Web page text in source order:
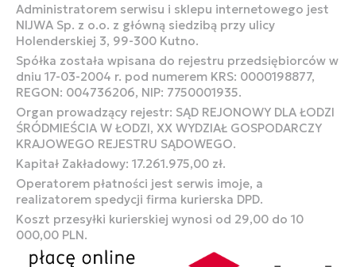
Administratorem serwisu i sklepu internetowego jest
NIJWA Sp. z o.o. z główną siedzibą przy ulicy
Holenderskiej 3, 99-300 Kutno.
Spółka została wpisana do rejestru przedsiębiorców w
dniu 17-03-2004 r. pod numerem KRS: 0000198877,
REGON: 004736206, NIP: 7750001935.
Organ prowadzący rejestr: SĄD REJONOWY DLA ŁODZI
ŚRÓDMIEŚCIA W ŁODZI, XX WYDZIAŁ GOSPODARCZY
KRAJOWEGO REJESTRU SĄDOWEGO.
Kapitał Zakładowy: 17.261.975,00 zł.
Operatorem płatności jest serwis imoje, a
realizatorem spedycji firma kurierska DPD.
Koszt przesyłki kurierskiej wynosi od 29,00 do 10
000,00 PLN.